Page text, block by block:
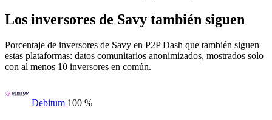
Los inversores de Savy también siguen
Porcentaje de inversores de Savy en P2P Dash que también siguen
estas plataformas: datos comunitarios anonimizados, mostrados solo
con al menos 10 inversores en común.
Debitum 100 %